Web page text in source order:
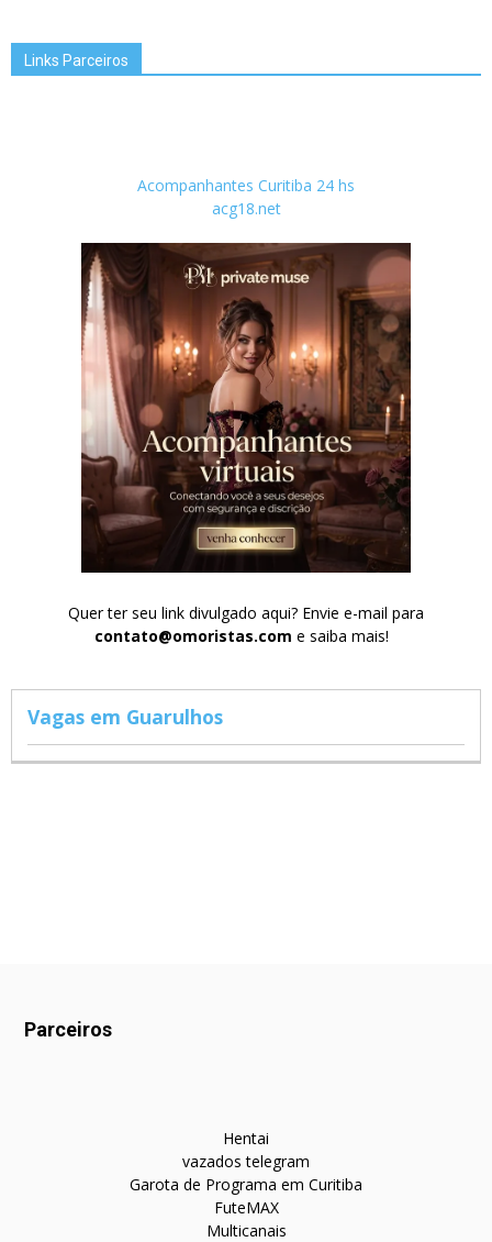
Links Parceiros
Acompanhantes Curitiba 24 hs
acg18.net
Quer ter seu link divulgado aqui? Envie e-mail para
contato@omoristas.com e saiba mais!
Vagas em Guarulhos
Parceiros
Hentai
vazados telegram
Garota de Programa em Curitiba
FuteMAX
Multicanais